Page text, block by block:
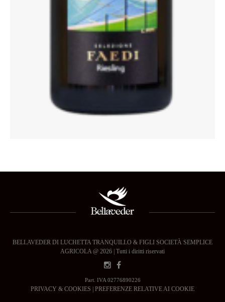
BELLAVEDER DI LUCHETTA TRANQUILLO & FIGLI SOCIETÀ SEMPLICE
AGRICOLA @ 2026 | Tutti i diritti riservati
Part. IVA 02776890226
PRIVACY & COOKIES PREFERENZE RELATIVE AI COOKIE